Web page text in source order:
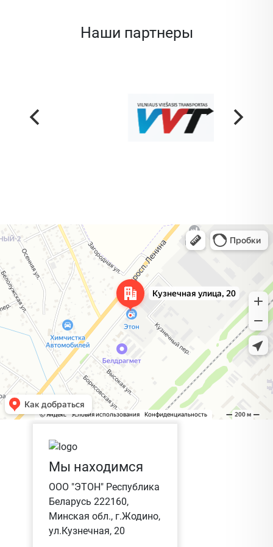
Наши партнеры
Жодино
Кузнечная улица, 20 — Яндекс Карты
Мы находимся
ООО "ЭТОН" Республика
Беларусь 222160,
Минская обл., г.Жодино,
ул.Кузнечная, 20